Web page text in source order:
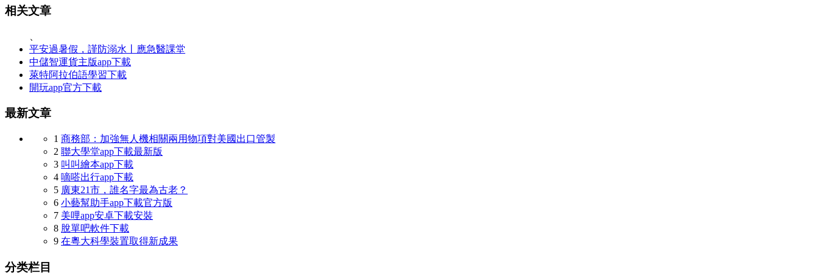
相关文章
平安過暑假，謹防溺水丨應急醫課堂
中儲智運貨主版app下載
萊特阿拉伯語學習下載
開玩app官方下載
最新文章
1 商務部：加強無人機相關兩用物項對美國出口管製
2 聯大學堂app下載最新版
3 叫叫繪本app下載
4 嘀嗒出行app下載
5 廣東21市，誰名字最為古老？
6 小藝幫助手app下載官方版
7 美哩app安卓下載安裝
8 脫單吧軟件下載
9 在粵大科學裝置取得新成果
分类栏目